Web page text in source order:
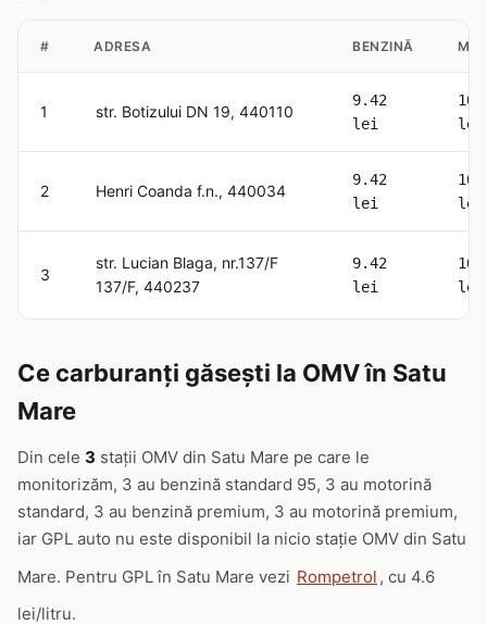
# ADRESA BENZINĂ
1 str. Botizului DN 19, 440110
9.42
lei
lei
2 Henri Coanda f.n., 440034
9.42
lei
lei
3
str. Lucian Blaga, nr.137/F
137/F, 440237
9.42
lei
lei
Ce carburanți găsești la OMV în Satu
Mare
Din cele 3 stații OMV din Satu Mare pe care le
monitorizăm, 3 au benzină standard 95, 3 au motorină
standard, 3 au benzină premium, 3 au motorină premium,
iar GPL auto nu este disponibil la nicio stație OMV din Satu
Mare. Pentru GPL în Satu Mare vezi Rompetrol , cu 4.6
lei/litru.